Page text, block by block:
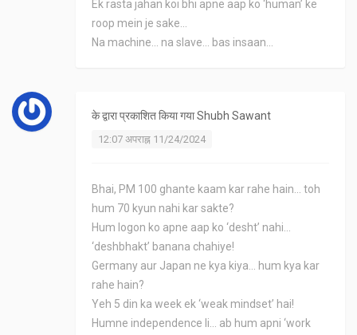
Ek rasta jahan koi bhi apne aap ko ‘human’ ke
roop mein je sake...
Na machine... na slave... bas insaan...
के द्वारा प्रकाशित किया गयाShubh Sawant
12:07 अपराह्न 11/24/2024
Bhai, PM 100 ghante kaam kar rahe hain... toh
hum 70 kyun nahi kar sakte?
Hum logon ko apne aap ko ‘desht’ nahi...
‘deshbhakt’ banana chahiye!
Germany aur Japan ne kya kiya... hum kya kar
rahe hain?
Yeh 5 din ka week ek ‘weak mindset’ hai!
Humne independence li... ab hum apni ‘work